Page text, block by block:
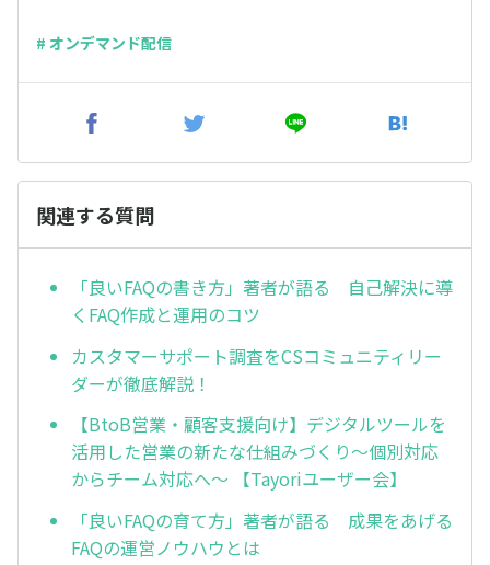
# オンデマンド配信
関連する質問
「良いFAQの書き方」著者が語る 自己解決に導
くFAQ作成と運用のコツ
カスタマーサポート調査をCSコミュニティリー
ダーが徹底解説！
【BtoB営業・顧客支援向け】デジタルツールを
活用した営業の新たな仕組みづくり～個別対応
からチーム対応へ～ 【Tayoriユーザー会】
「良いFAQの育て方」著者が語る 成果をあげる
FAQの運営ノウハウとは